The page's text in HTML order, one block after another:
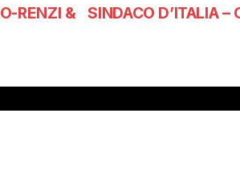
SINDACO D’ITALIA –
RENZI &